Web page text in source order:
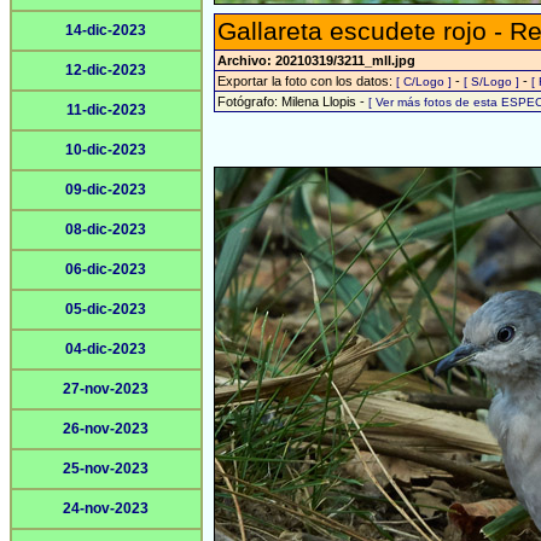
14-dic-2023
12-dic-2023
11-dic-2023
10-dic-2023
09-dic-2023
08-dic-2023
06-dic-2023
05-dic-2023
04-dic-2023
27-nov-2023
26-nov-2023
25-nov-2023
24-nov-2023
Gallareta escudete rojo -
Archivo: 20210319/3211_mll.jpg
Exportar la foto con los datos: [ C/Logo ] - [ S/Logo ] - [
Fotógrafo: Milena Llopis - [ Ver más fotos de esta